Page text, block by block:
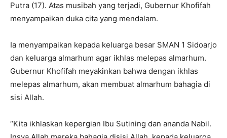
Putra (17). Atas musibah yang terjadi, Gubernur Khofifah
menyampaikan duka cita yang mendalam.
Ia menyampaikan kepada keluarga besar SMAN 1 Sidoarjo
dan keluarga almarhum agar ikhlas melepas almarhum.
Gubernur Khofifah meyakinkan bahwa dengan ikhlas
melepas almarhum, akan membuat almarhum bahagia di
sisi Allah.
“Kita ikhlaskan kepergian Ibu Sutining dan ananda Nabil.